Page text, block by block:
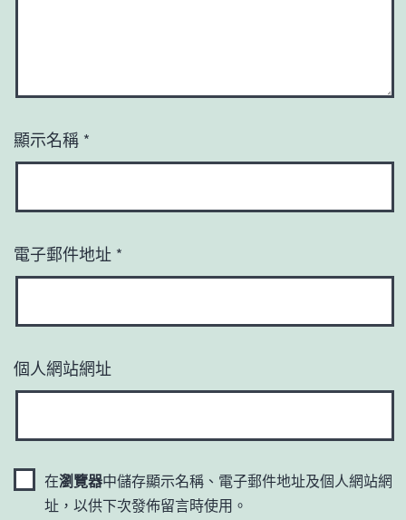
顯示名稱 *
電子郵件地址 *
個人網站網址
在瀏覽器中儲存顯示名稱、電子郵件地址及個人網站網
址，以供下次發佈留言時使用。